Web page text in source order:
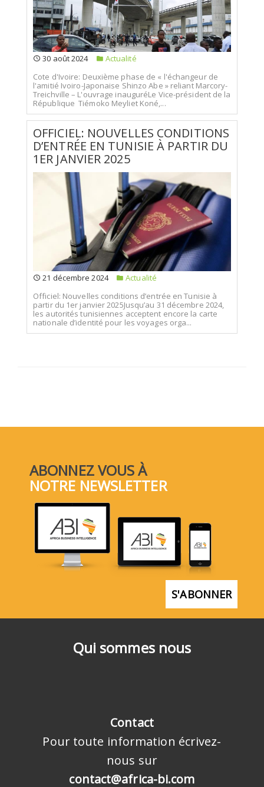
30 août 2024
Actualité
Cote d'Ivoire: Deuxième phase de « l'échangeur de
l'amitié Ivoiro-Japonaise Shinzo Abe » reliant Marcory-
Treichville – L'ouvrage inauguréLe Vice-président de la
République Tiémoko Meyliet Koné,...
OFFICIEL: NOUVELLES CONDITIONS
D’ENTRÉE EN TUNISIE À PARTIR DU
1ER JANVIER 2025
21 décembre 2024
Actualité
Officiel: Nouvelles conditions d’entrée en Tunisie à
partir du 1er janvier 2025Jusqu’au 31 décembre 2024,
les autorités tunisiennes acceptent encore la carte
nationale d’identité pour les voyages orga...
Qui sommes nous
Contact
Pour toute information écrivez-
nous sur
contact@africa-bi.com
ABONNEZ VOUS À
NOTRE NEWSLETTER
S'ABONNER